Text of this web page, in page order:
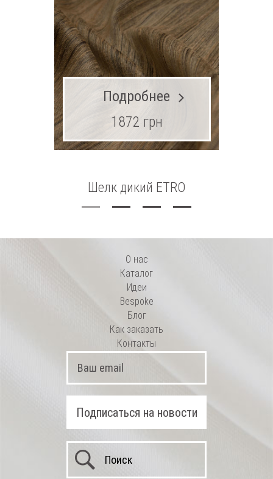
Шелк дикий ETRO
Подробнее
1872 грн
О нас
Каталог
Идеи
Bespoke
Блог
Как заказать
Контакты